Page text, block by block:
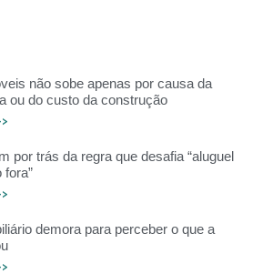
não sobe apenas por causa da
ou do custo da construção
por trás da regra que desafia “aluguel
fora”
demora para perceber o que a